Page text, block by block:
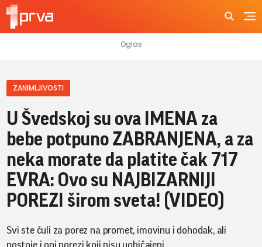
ZANIMLJIVOSTI
U Švedskoj su ova IMENA za
bebe potpuno ZABRANJENA, a za
neka morate da platite čak 717
EVRA: Ovo su NAJBIZARNIJI
POREZI širom sveta! (VIDEO)
Svi ste čuli za porez na promet, imovinu i dohodak, ali
postoje i oni porezi koji nisu uobičajeni.